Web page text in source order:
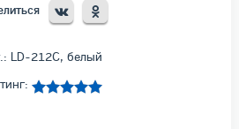
LD-212C, белый